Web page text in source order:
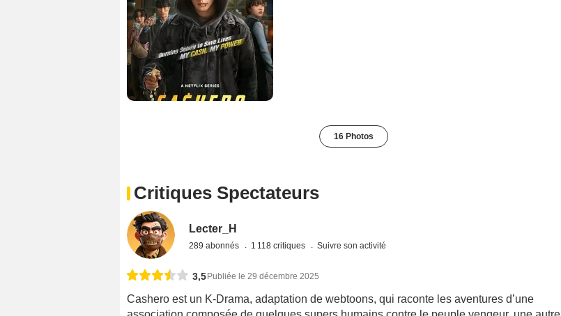
16 Photos
Critiques Spectateurs
Lecter_H
289 abonnés 1 118 critiques Suivre son activité
3,5 Publiée le 29 décembre 2025
Cashero est un K-Drama, adaptation de webtoons, qui raconte les aventures d’une